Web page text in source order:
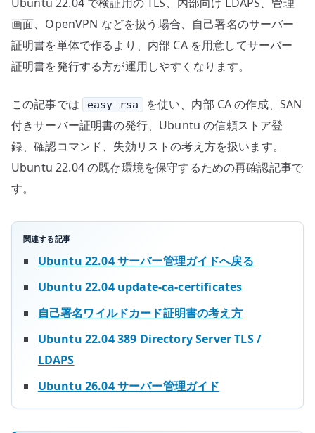
へ
の
画面、OpenVPN などを扱う場合、自己署名のサーバー
証明書を単体で作るより、内部 CA を用意してサーバー
証明書を発行する方が運用しやすくなります。
この記事では easy-rsa
を使い、内部 CA の作成、SAN
付きサーバー証明書の発行、Ubuntu の信頼ストア登
録、確認コマンド、失効リストの考え方を扱います。
Ubuntu 22.04 の既存環境を保守するための再確認記事で
す。
関連する記事
Ubuntu 22.04 サーバー管理ガイドへ戻る
Ubuntu 22.04 update-ca-certificates
自己署名ワイルドカード証明書の考え方
Ubuntu 22.04 389 Directory Server TLS /
LDAPS
Ubuntu 26.04 サーバー管理ガイド